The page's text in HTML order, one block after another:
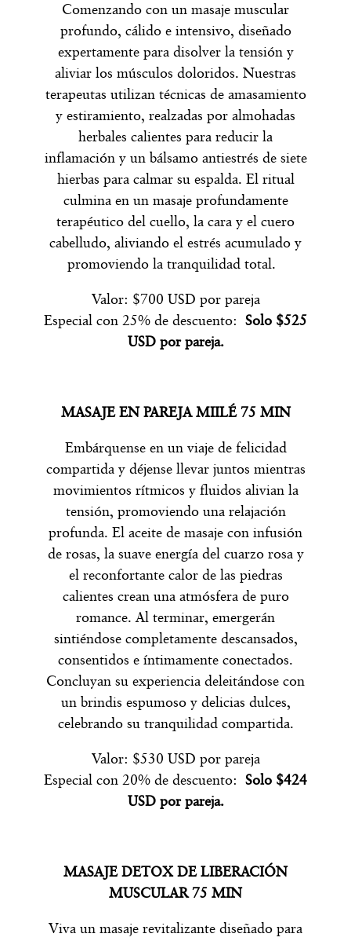
Comenzando con un masaje muscular
profundo, cálido e intensivo, diseñado
expertamente para disolver la tensión y
aliviar los músculos doloridos. Nuestras
terapeutas utilizan técnicas de amasamiento
y estiramiento, realzadas por almohadas
herbales calientes para reducir la
inflamación y un bálsamo antiestrés de siete
hierbas para calmar su espalda. El ritual
culmina en un masaje profundamente
terapéutico del cuello, la cara y el cuero
cabelludo, aliviando el estrés acumulado y
promoviendo la tranquilidad total.
Valor: $700 USD por pareja
Especial con 25% de descuento: Solo $525
USD por pareja.
MASAJE EN PAREJA MIILÉ 75 MIN
Embárquense en un viaje de felicidad
compartida y déjense llevar juntos mientras
movimientos rítmicos y fluidos alivian la
tensión, promoviendo una relajación
profunda. El aceite de masaje con infusión
de rosas, la suave energía del cuarzo rosa y
el reconfortante calor de las piedras
calientes crean una atmósfera de puro
romance. Al terminar, emergerán
sintiéndose completamente descansados,
consentidos e íntimamente conectados.
Concluyan su experiencia deleitándose con
un brindis espumoso y delicias dulces,
celebrando su tranquilidad compartida.
Valor: $530 USD por pareja
Especial con 20% de descuento: Solo $424
USD por pareja.
MASAJE DETOX DE LIBERACIÓN
MUSCULAR 75 MIN
Viva un masaje revitalizante diseñado para